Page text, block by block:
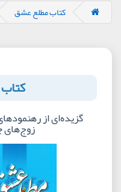
کتاب مطلع عشق
گزیده‌ای از
زوج‌های